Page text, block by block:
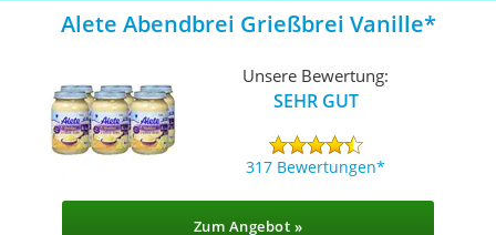
Alete Abendbrei Grießbrei Vanille
Unsere Bewertung:
SEHR GUT
317 Bewertungen
Zum Angebot »